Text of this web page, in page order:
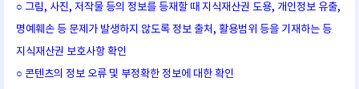
○ 그림, 사진, 저작물 등의 정보를 등재할 때 지식재산권 도용, 개인정보 유출,
명예훼손 등 문제가 발생하지 않도록 정보 출처, 활용범위 등을 기재하는 등
지식재산권 보호사항 확인
○ 콘텐츠의 정보 오류 및 부정확한 정보에 대한 확인